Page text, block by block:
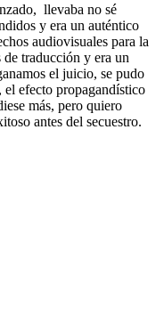
llevaba no sé
y era un auténtico
audiovisuales para la
traducción y era un
el juicio, se pudo
efecto propagandístico
más, pero quiero
antes del secuestro.